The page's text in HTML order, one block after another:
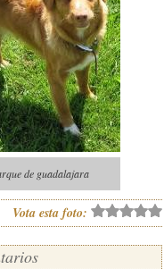
de guadalajara
Vota esta foto: